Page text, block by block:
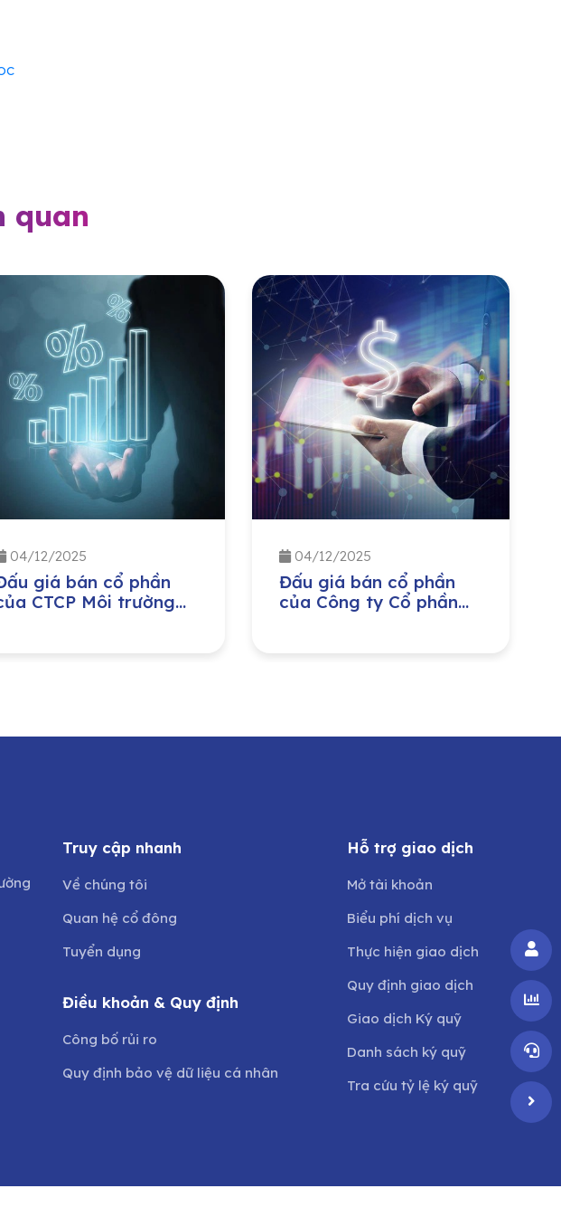
quan
04/12/2025
giá bán cổ phần
CTCP Môi trường
04/12/2025
Đấu giá bán cổ phần
của Công ty Cổ phần
Truy cập nhanh
Về chúng tôi
Quan hệ cổ đông
Tuyển dụng
Điều khoản & Quy định
Công bố rủi ro
Quy định bảo vệ dữ liệu cá nhân
Hỗ trợ giao dịch
Mở tài khoản
Biểu phí dịch vụ
Thực hiện giao dịch
Quy định giao dịch
Giao dịch Ký quỹ
Danh sách ký quỹ
Tra cứu tỷ lệ ký quỹ